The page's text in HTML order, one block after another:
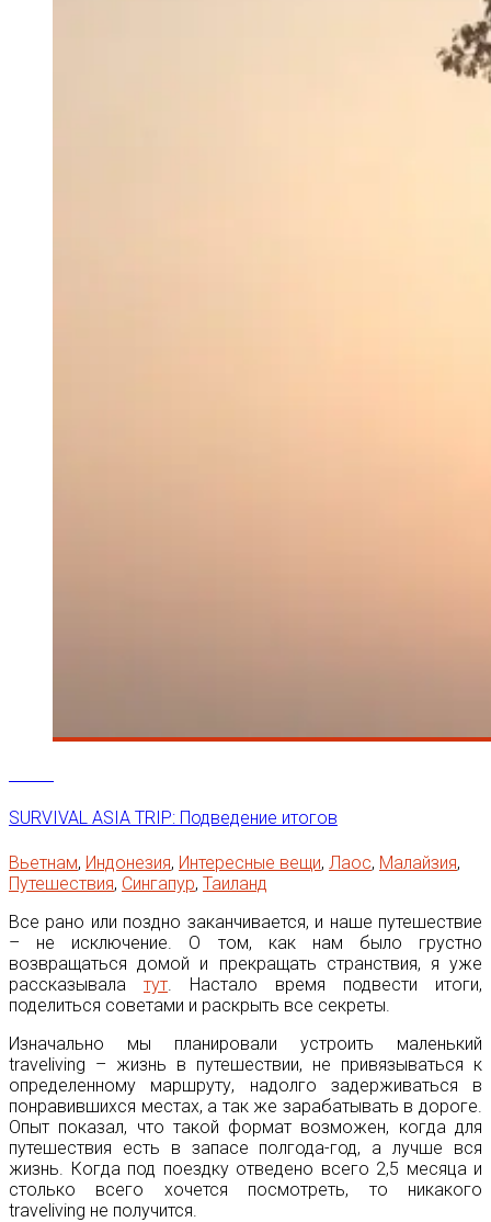
SURVIVAL ASIA TRIP: Подведение итогов
Вьетнам, Индонезия, Интересные вещи, Лаос, Малайзия,
Путешествия, Сингапур, Таиланд
Все рано или поздно заканчивается, и наше путешествие
– не исключение. О том, как нам было грустно
возвращаться домой и прекращать странствия, я уже
рассказывала тут . Настало время подвести итоги,
поделиться советами и раскрыть все секреты.
Изначально мы планировали устроить маленький
traveliving – жизнь в путешествии, не привязываться к
определенному маршруту, надолго задерживаться в
понравившихся местах, а так же зарабатывать в дороге.
Опыт показал, что такой формат возможен, когда для
путешествия есть в запасе полгода-год, а лучше вся
жизнь. Когда под поездку отведено всего 2,5 месяца и
столько всего хочется посмотреть, то никакого
traveliving не получится.